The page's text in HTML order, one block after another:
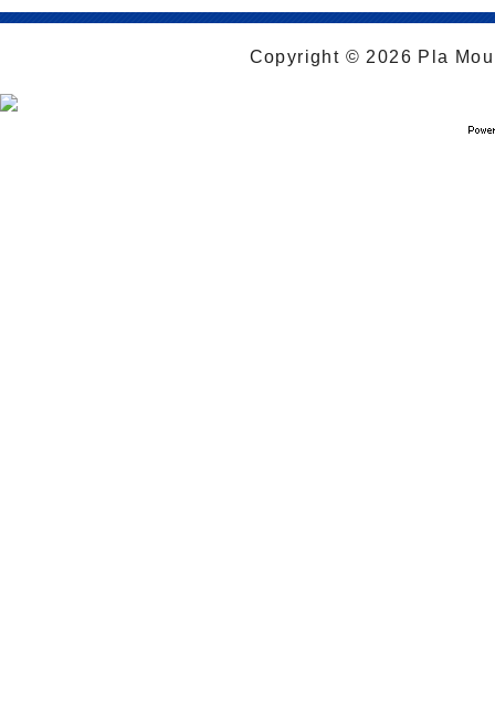
Copyright © 2026 Pla